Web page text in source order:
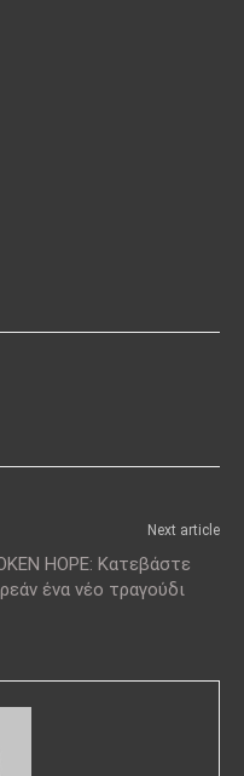
Next article
HOPE: Κατεβάστε
ένα νέο τραγούδι